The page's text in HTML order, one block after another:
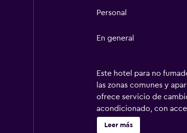
Personal
En general
Este hotel para no
las zonas comunes y
ofrece servicio de
acondicionado, con
edredón de plumas. Se
Leer más